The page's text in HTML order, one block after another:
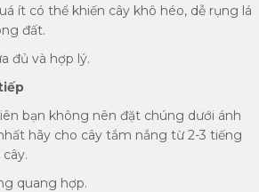
ít có thể khiến cây khô héo, dễ rụng lá
đất.
đủ và hợp lý.
bạn không nên đặt chúng dưới ánh
hãy cho cây tắm nắng từ 2-3 tiếng
quang hợp.